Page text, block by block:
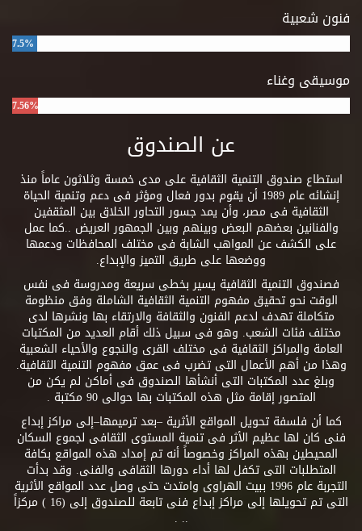
فنون شعبية
7.5%
موسيقى وغناء
7.56%
عن الصندوق
استطاع صندوق التنمية الثقافية على مدى خمسة وثلاثون عاماً منذ
إنشائه عام 1989 أن يقوم بدور فعال ومؤثر فى دعم وتنمية الحياة
الثقافية فى مصر، وأن يمد جسور التحاور الخلاق بين المثقفين
والفنانين بعضهم البعض وبينهم وبين الجمهور العريض ..كما عمل
على الكشف عن المواهب الشابة فى مختلف المحافظات ودعمها
ووضعها على طريق التميز والإبداع.
فصندوق التنمية الثقافية يسير بخطى سريعة ومدروسة فى نفس
الوقت نحو تحقيق مفهوم التنمية الثقافية الشاملة وفق منظومة
متكاملة تهدف لدعم الفنون والثقافة والارتقاء بها ونشرها لدى
مختلف فئات الشعب. وهو فى سبيل ذلك أقام العديد من المكتبات
العامة والمراكز الثقافية فى مختلف القرى والنجوع والأحياء الشعبية
وهذا من أهم الأعمال التى تضرب فى عمق مفهوم التنمية الثقافية.
وبلغ عدد المكتبات التى أنشأها الصندوق فى أماكن لم يكن من
المتصور إقامة مثل هذه المكتبات بها حوالى 90 مكتبة .
كما أن فلسفة تحويل المواقع الأثرية –بعد ترميمها–إلى مراكز إبداع
فنى كان لها عظيم الأثر فى تنمية المستوى الثقافى لجموع السكان
المحيطين بهذه المراكز وخصوصاً أنه تم إمداد هذه المواقع بكافة
المتطلبات التى تكفل لها أداء دورها الثقافى والفنى. وقد بدأت
التجربة عام 1996 ببيت الهراوى وامتدت حتى وصل عدد المواقع الأثرية
التى تم تحويلها إلى مراكز إبداع فنى تابعة للصندوق إلى (16 ) مركزاً
.. .